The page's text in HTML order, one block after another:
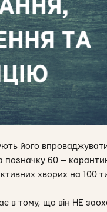
його впроваджувати
позначку 60 —
хворих на 100
в тому, що він НЕ